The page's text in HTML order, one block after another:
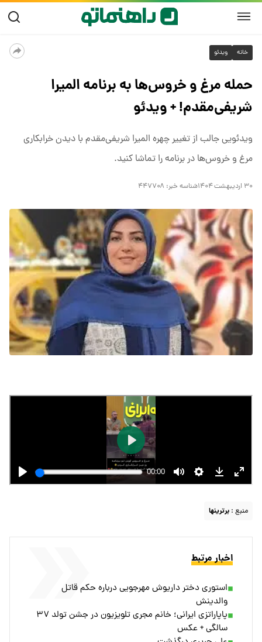
خانه ویدئو
حمله مرغ و خروس‌ها به برنامه المیرا
شریفی‌مقدم! + ویدئو
ویدئویی جالب از تغییر چهره المیرا شریفی‌مقدم با دیدن خرابکاری
مرغ و خروس‌ها در برنامه را تماشا کنید.
۳۰ اردیبهشت ۱۴۰۴ شناسه خبر: ۴۴۷۷۰۸
منبع : برترینها
اخبار مرتبط
استوری دختر داریوش مهرجویی درباره حکم قاتل
والدینش
پاپاراتزی ایرانی؛ خانم مجری تلویزیون در جشن تولد ۳۷
سالگی + عکس